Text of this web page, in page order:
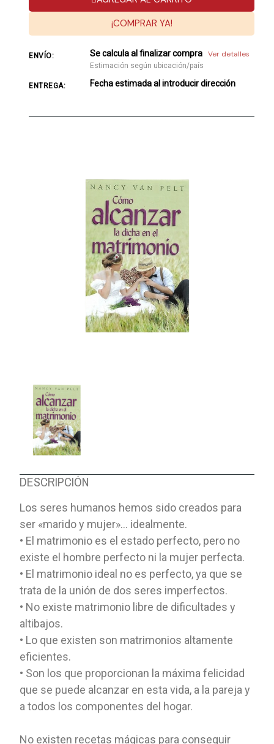
DESCRIPCIÓN
Los seres humanos hemos sido creados para
ser «marido y mujer»... idealmente.
• El matrimonio es el estado perfecto, pero no
existe el hombre perfecto ni la mujer perfecta.
• El matrimonio ideal no es perfecto, ya que se
trata de la unión de dos seres imperfectos.
• No existe matrimonio libre de dificultades y
altibajos.
• Lo que existen son matrimonios altamente
eficientes.
• Son los que proporcionan la máxima felicidad
que se puede alcanzar en esta vida, a la pareja y
a todos los componentes del hogar.
No existen recetas mágicas para conseguir
¡COMPRAR YA!
ENVÍO: Se calcula al finalizar compra Ver detalles
Estimación según ubicación/país
ENTREGA: Fecha estimada al introducir dirección